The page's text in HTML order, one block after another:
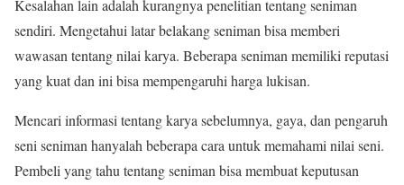
Kesalahan lain adalah kurangnya penelitian tentang seniman
sendiri. Mengetahui latar belakang seniman bisa memberi
wawasan tentang nilai karya. Beberapa seniman memiliki reputasi
yang kuat dan ini bisa mempengaruhi harga lukisan.
Mencari informasi tentang karya sebelumnya, gaya, dan pengaruh
seni seniman hanyalah beberapa cara untuk memahami nilai seni.
Pembeli yang tahu tentang seniman bisa membuat keputusan